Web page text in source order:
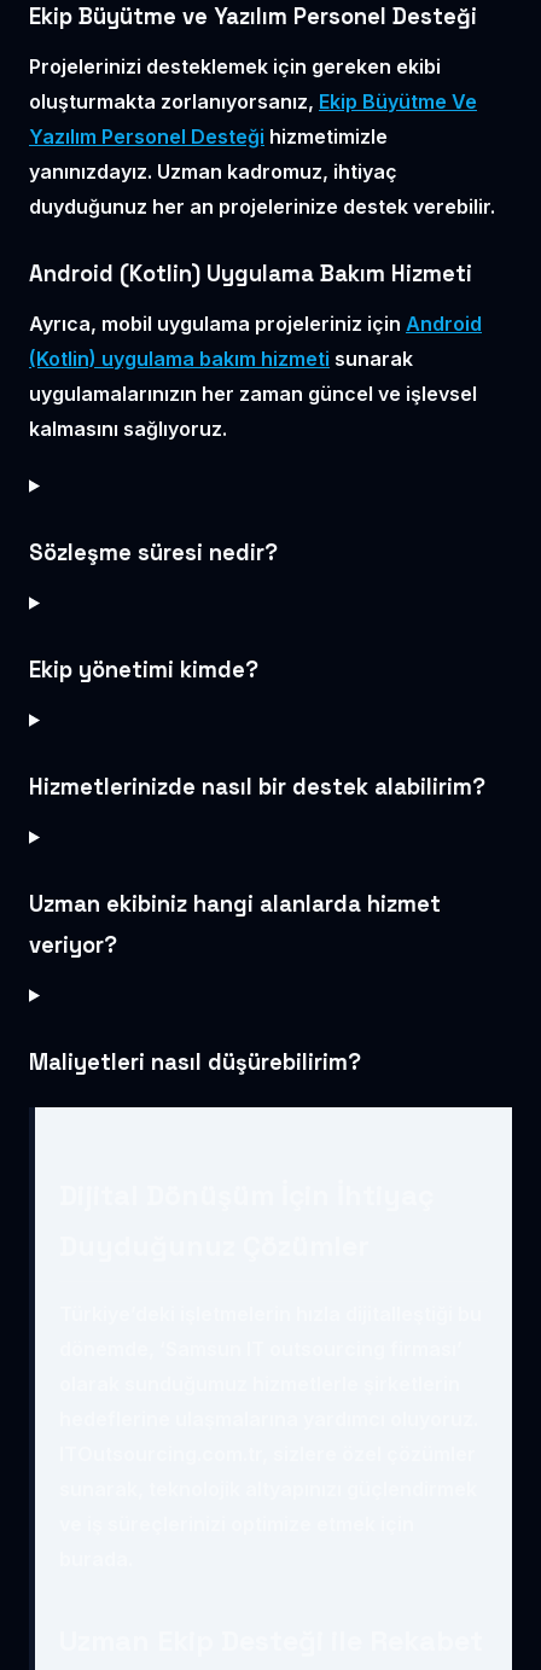
Ekip Büyütme ve Yazılım Personel Desteği
Projelerinizi desteklemek için gereken ekibi
oluşturmakta zorlanıyorsanız, Ekip Büyütme Ve
Yazılım Personel Desteği hizmetimizle
yanınızdayız. Uzman kadromuz, ihtiyaç
duyduğunuz her an projelerinize destek verebilir.
Android (Kotlin) Uygulama Bakım Hizmeti
Ayrıca, mobil uygulama projeleriniz için Android
(Kotlin) uygulama bakım hizmeti sunarak
uygulamalarınızın her zaman güncel ve işlevsel
kalmasını sağlıyoruz.
Sözleşme süresi nedir?
Ekip yönetimi kimde?
Hizmetlerinizde nasıl bir destek alabilirim?
Uzman ekibiniz hangi alanlarda hizmet
veriyor?
Maliyetleri nasıl düşürebilirim?